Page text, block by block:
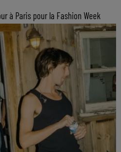
à Paris pour la Fashion Week